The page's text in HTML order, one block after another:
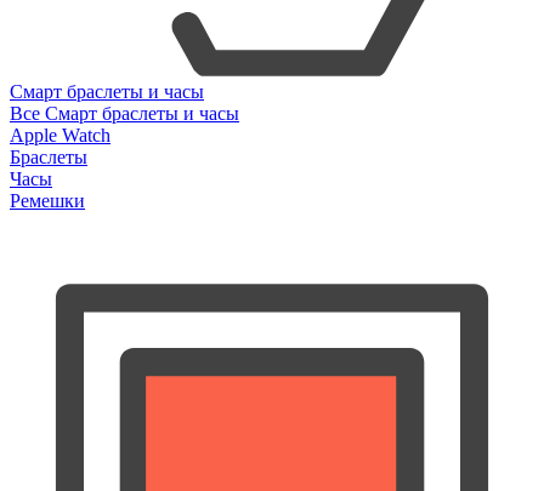
Смарт браслеты и часы
Все Смарт браслеты и часы
Apple Watch
Браслеты
Часы
Ремешки